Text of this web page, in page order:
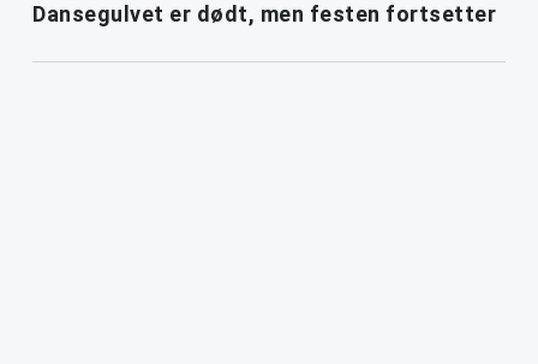
Dansegulvet er dødt, men festen fortsetter